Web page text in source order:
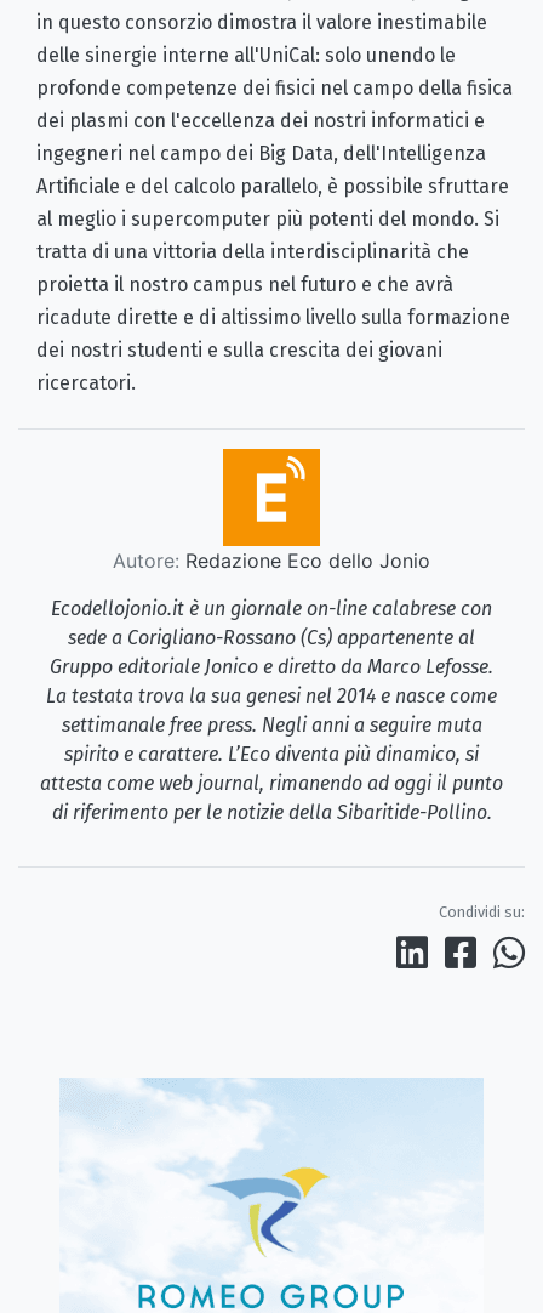
in questo consorzio dimostra il valore inestimabile
delle sinergie interne all'UniCal: solo unendo le
profonde competenze dei fisici nel campo della fisica
dei plasmi con l'eccellenza dei nostri informatici e
ingegneri nel campo dei Big Data, dell'Intelligenza
Artificiale e del calcolo parallelo, è possibile sfruttare
al meglio i supercomputer più potenti del mondo. Si
tratta di una vittoria della interdisciplinarità che
proietta il nostro campus nel futuro e che avrà
ricadute dirette e di altissimo livello sulla formazione
dei nostri studenti e sulla crescita dei giovani
ricercatori.
Autore: Redazione Eco dello Jonio
Ecodellojonio.it è un giornale on-line calabrese con
sede a Corigliano-Rossano (Cs) appartenente al
Gruppo editoriale Jonico e diretto da Marco Lefosse.
La testata trova la sua genesi nel 2014 e nasce come
settimanale free press. Negli anni a seguire muta
spirito e carattere. L’Eco diventa più dinamico, si
attesta come web journal, rimanendo ad oggi il punto
di riferimento per le notizie della Sibaritide-Pollino.
Condividi su: